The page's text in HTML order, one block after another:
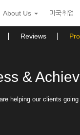
About Us 미국취업
Reviews
&
helping our clients going